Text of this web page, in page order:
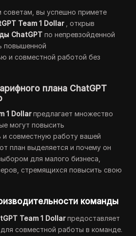
советам, вы успешно примете
Team 1 Dollar, открыв
ChatGPT по непревзойденной
повышенной
и совместной работой без
плана ChatGPT
1 Dollarпредлагает множество
могут повысить
и совместную работу вашей
план выделяется и почему он
для малого бизнеса,
стремящихся повысить свою
команды
Team 1 Dollarпредоставляет
совместной работы в команде.